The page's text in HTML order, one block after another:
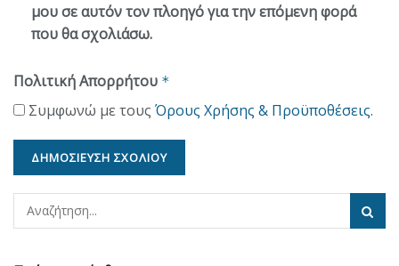
μου σε αυτόν τον πλοηγό για την επόμενη φορά
που θα σχολιάσω.
Πολιτική Απορρήτου *
Συμφωνώ με τους Όρους Χρήσης & Προϋποθέσεις.